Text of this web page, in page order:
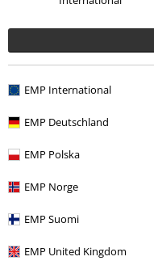
EMP International
EMP Deutschland
EMP Polska
EMP Norge
EMP Suomi
EMP United Kingdom
Naposledy navštívené